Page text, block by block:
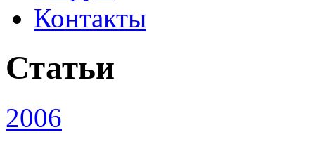
Контакты
Статьи
2006